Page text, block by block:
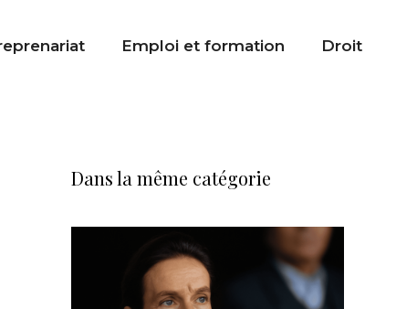
Emploi et formation Droit
Dans la même catégorie